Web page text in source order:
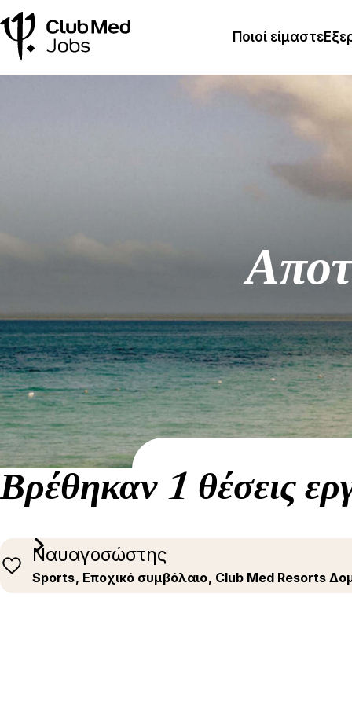
Ποιοί είμαστε
Βρέθηκαν 1 θέσεις
Ναυαγοσώστης
Sports, Εποχικό συμβόλαιο, Club Med Resorts